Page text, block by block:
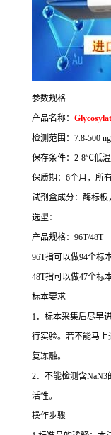
参数规格
产品名称：
检测范围： 7.8-500
保存条件： 2-8℃低
保质期： 6个月，所
试剂盒成分：酶标板
选型：
产品规格： 96T/48T
96T指可以做94个标
48T指可以做47个标
标本要求
1．标本采集后尽早
行实验。若不能马
复冻融。
2．不能检测含NaN3
活性。
操作步骤